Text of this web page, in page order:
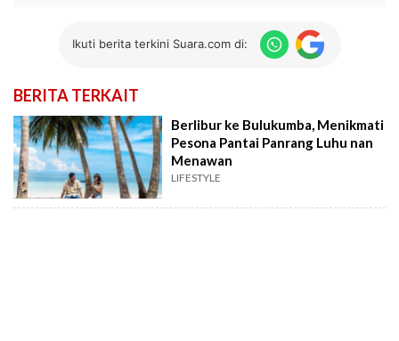
Ikuti berita terkini Suara.com di:
BERITA TERKAIT
Berlibur ke Bulukumba, Menikmati
Pesona Pantai Panrang Luhu nan
Menawan
LIFESTYLE